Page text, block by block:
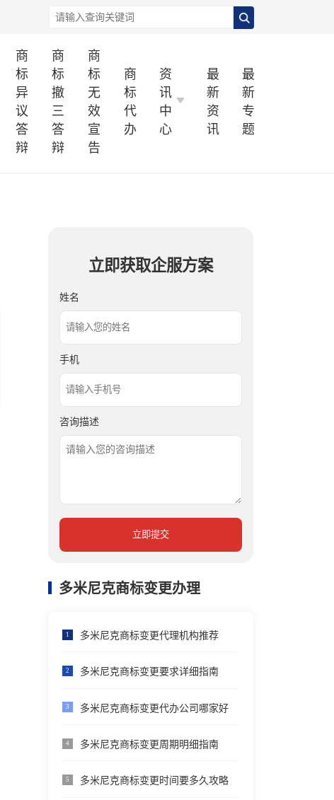
商
标
异
议
答
辩
商
标
撤
三
答
辩
商
标
无
效
宣
告
商
标
代
办
资
讯
中
心
最
新
资
讯
最
新
专
题
立即获取企服方案
姓名
手机
咨询描述
立即提交
多米尼克商标变更办理
1 多米尼克商标变更代理机构推荐
2 多米尼克商标变更要求详细指南
3 多米尼克商标变更代办公司哪家好
4 多米尼克商标变更周期明细指南
5 多米尼克商标变更时间要多久攻略